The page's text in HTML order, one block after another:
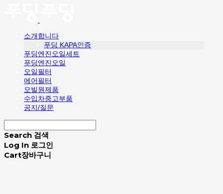
소개합니다
푸딩 KAPA인증
푸딩엔진오일세트
푸딩엔진오일
오일필터
에어필터
모빌원제품
수입차중고부품
공지/질문
Search 검색
Log In 로그인
Cart장바구니